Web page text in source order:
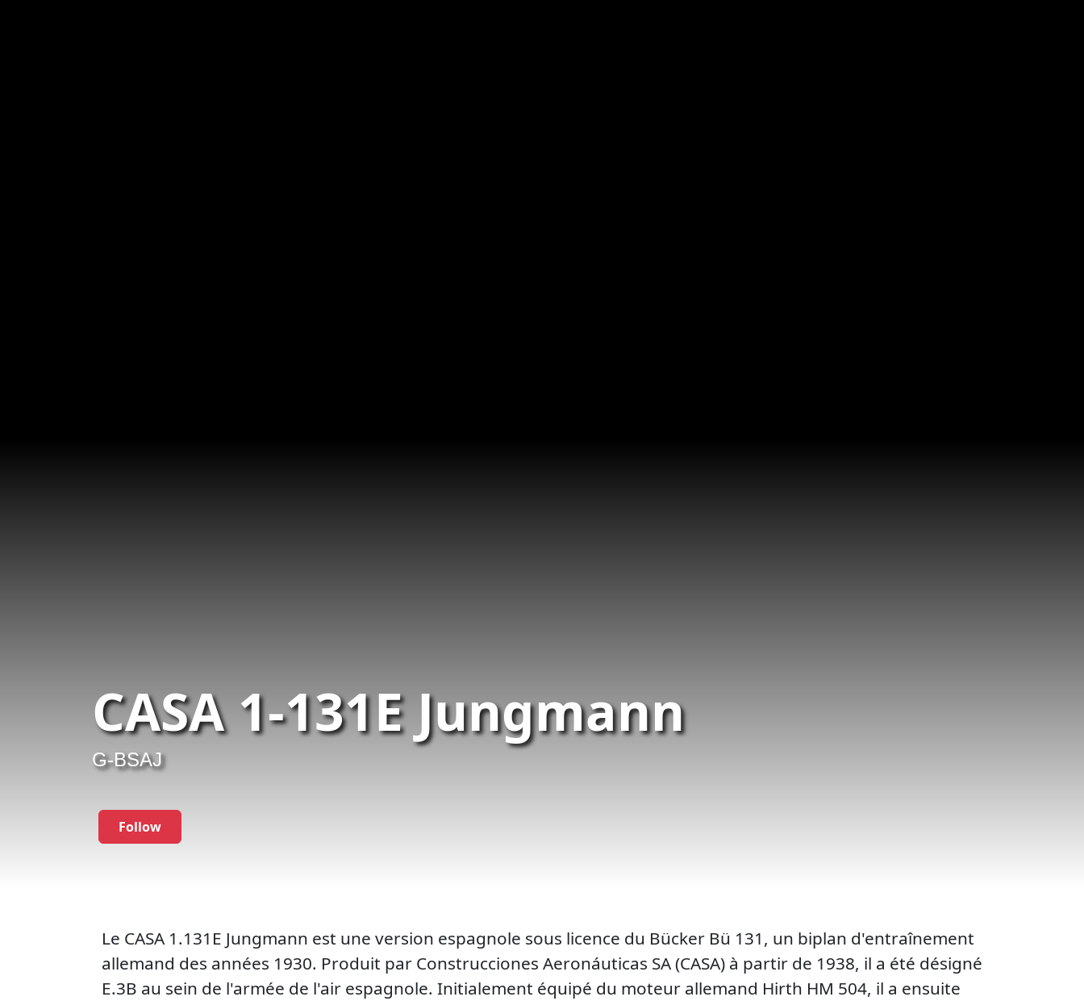
CASA 1-131E Jungmann
G-BSAJ
Follow
Le CASA 1.131E Jungmann est une version espagnole sous licence du Bücker Bü 131, un biplan d'entraînement
allemand des années 1930. Produit par Construcciones Aeronáuticas SA (CASA) à partir de 1938, il a été désigné
E.3B au sein de l'armée de l'air espagnole. Initialement équipé du moteur allemand Hirth HM 504, il a ensuite